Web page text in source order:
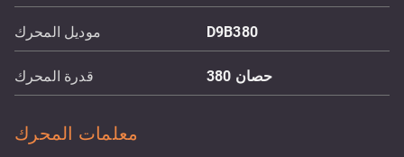
موديل المحرك D9B380
قدرة المحرك 380 حصان
معلمات المحرك